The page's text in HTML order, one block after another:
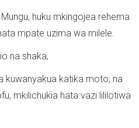
huku mkingojea rehema
mpate uzima wa milele.
na shaka,
kuwanyakua katika moto; na
mkilichukia hata vazi lililotiwa